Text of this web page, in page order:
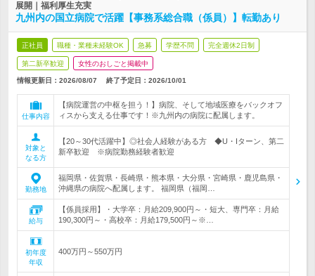
展開｜福利厚生充実
九州内の国立病院で活躍【事務系総合職（係員）】転勤あり
正社員 職種・業種未経験OK 急募 学歴不問 完全週休2日制
第二新卒歓迎 女性のおしごと掲載中
情報更新日：2026/08/07 終了予定日： 2026/10/01
仕事内容
【病院運営の中枢を担う！】病院、そして地域医療をバックオフ
ィスから支える仕事です！※九州内の病院に配属します。
対象と
なる方
【20～30代活躍中】◎社会人経験がある方 ◆U・Iターン、第二
新卒歓迎 ※病院勤務経験者歓迎
勤務地
福岡県・佐賀県・長崎県・熊本県・大分県・宮崎県・鹿児島県・
沖縄県の病院へ配属します。 福岡県（福岡…
給与
【係員採用】・大学卒：月給209,900円～・短大、専門卒：月給
190,300円～・高校卒：月給179,500円～※…
初年度
年収
400万円～550万円